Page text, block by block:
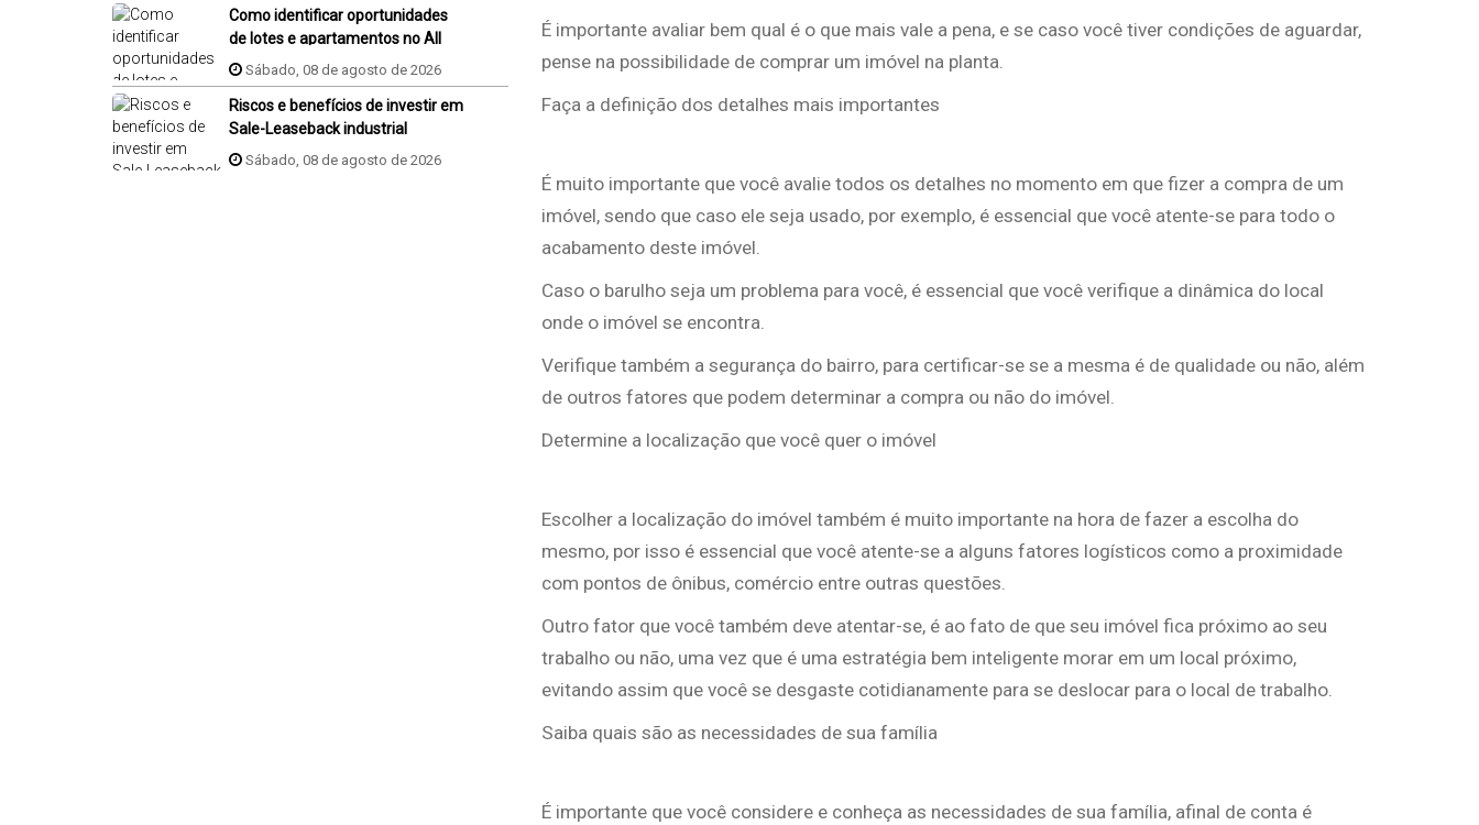
Como identificar oportunidades
de lotes e apartamentos no All
Resort em Porto Belo?
Sábado, 08 de agosto de 2026
Riscos e benefícios de investir em
Sale-Leaseback industrial
Sábado, 08 de agosto de 2026
É importante avaliar bem qual é o que mais vale a pena, e se caso você tiver condições de aguardar,
pense na possibilidade de comprar um imóvel na planta.
Faça a definição dos detalhes mais importantes
É muito importante que você avalie todos os detalhes no momento em que fizer a compra de um
imóvel, sendo que caso ele seja usado, por exemplo, é essencial que você atente-se para todo o
acabamento deste imóvel.
Caso o barulho seja um problema para você, é essencial que você verifique a dinâmica do local
onde o imóvel se encontra.
Verifique também a segurança do bairro, para certificar-se se a mesma é de qualidade ou não, além
de outros fatores que podem determinar a compra ou não do imóvel.
Determine a localização que você quer o imóvel
Escolher a localização do imóvel também é muito importante na hora de fazer a escolha do
mesmo, por isso é essencial que você atente-se a alguns fatores logísticos como a proximidade
com pontos de ônibus, comércio entre outras questões.
Outro fator que você também deve atentar-se, é ao fato de que seu imóvel fica próximo ao seu
trabalho ou não, uma vez que é uma estratégia bem inteligente morar em um local próximo,
evitando assim que você se desgaste cotidianamente para se deslocar para o local de trabalho.
Saiba quais são as necessidades de sua família
É importante que você considere e conheça as necessidades de sua família, afinal de conta é